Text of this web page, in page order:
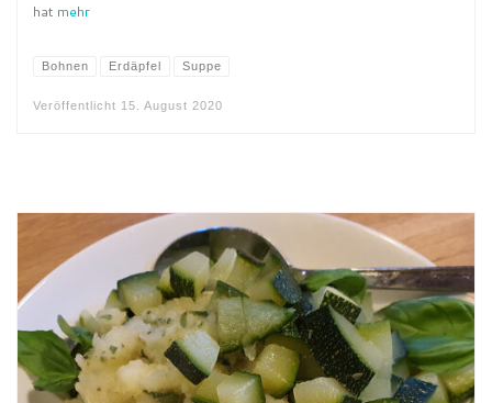
hat mehr
Bohnen Erdäpfel Suppe
Veröffentlicht 15. August 2020